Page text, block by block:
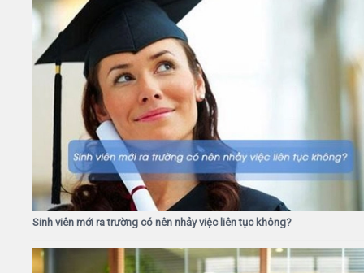
Sinh viên mới ra trường có nên nhảy việc liên tục không?